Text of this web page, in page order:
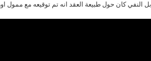
النفي كان حول طبيعة العقد انه تم توقيعه مع ممول